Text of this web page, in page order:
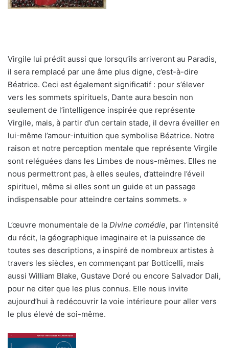
Virgile lui prédit aussi que lorsqu’ils arriveront au Paradis,
il sera remplacé par une âme plus digne, c’est-à-dire
Béatrice. Ceci est également significatif : pour s’élever
vers les sommets spirituels, Dante aura besoin non
seulement de l’intelligence inspirée que représente
Virgile, mais, à partir d’un certain stade, il devra éveiller en
lui-même l’amour-intuition que symbolise Béatrice. Notre
raison et notre perception mentale que représente Virgile
sont reléguées dans les Limbes de nous-mêmes. Elles ne
nous permettront pas, à elles seules, d’atteindre l’éveil
spirituel, même si elles sont un guide et un passage
indispensable pour atteindre certains sommets. »
L’œuvre monumentale de la Divine comédie, par l’intensité
du récit, la géographique imaginaire et la puissance de
toutes ses descriptions, a inspiré de nombreux artistes à
travers les siècles, en commençant par Botticelli, mais
aussi William Blake, Gustave Doré ou encore Salvador Dali,
pour ne citer que les plus connus. Elle nous invite
aujourd’hui à redécouvrir la voie intérieure pour aller vers
le plus élevé de soi-même.